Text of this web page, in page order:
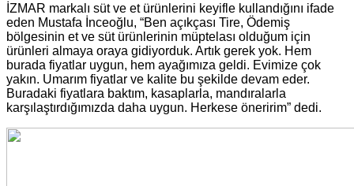
İZMAR markalı süt ve et ürünlerini keyifle kullandığını ifade
eden Mustafa İnceoğlu, “Ben açıkçası Tire, Ödemiş
bölgesinin et ve süt ürünlerinin müptelası olduğum için
ürünleri almaya oraya gidiyorduk. Artık gerek yok. Hem
burada fiyatlar uygun, hem ayağımıza geldi. Evimize çok
yakın. Umarım fiyatlar ve kalite bu şekilde devam eder.
Buradaki fiyatlara baktım, kasaplarla, mandıralarla
karşılaştırdığımızda daha uygun. Herkese öneririm” dedi.